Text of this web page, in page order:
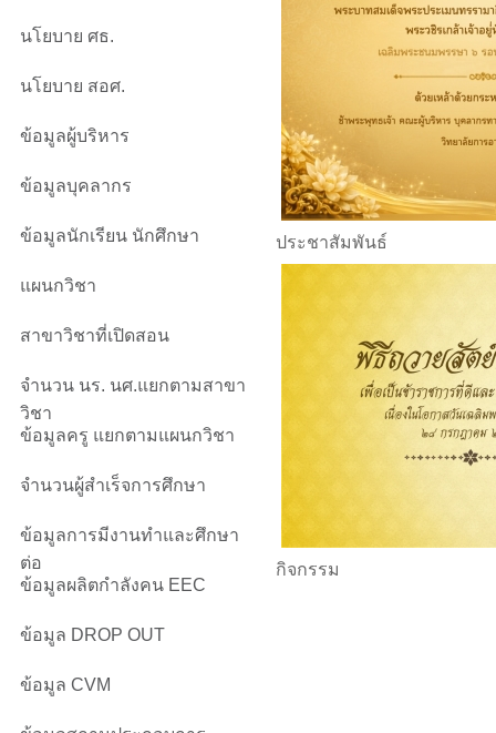
นโยบาย ศธ.
นโยบาย สอศ.
ข้อมูลผู้บริหาร
ข้อมูลบุคลากร
ข้อมูลนักเรียน นักศึกษา
แผนกวิชา
สาขาวิชาที่เปิดสอน
จำนวน นร. นศ.แยกตามสาขา
วิชา
ข้อมูลครู แยกตามแผนกวิชา
จำนวนผู้สำเร็จการศึกษา
ข้อมูลการมีงานทำและศึกษา
ต่อ
ข้อมูลผลิตกำลังคน EEC
ข้อมูล DROP OUT
ข้อมูล CVM
ประชาสัมพันธ์
กิจกรรม